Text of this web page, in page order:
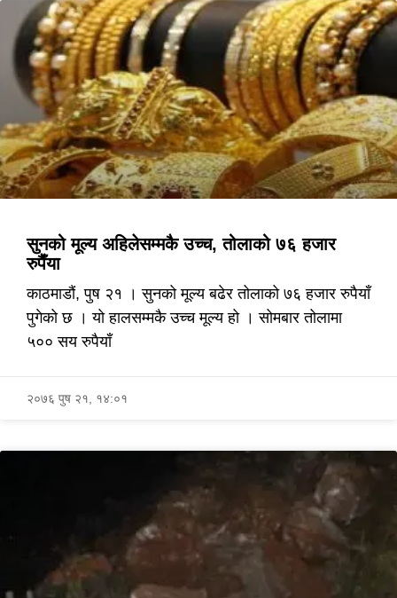
सुनको मूल्य अहिलेसम्मकै उच्च, तोलाको ७६ हजार
रुपैँया
काठमाडौं, पुष २१ । सुनको मूल्य बढेर तोलाको ७६ हजार रुपैयाँ
पुगेको छ । यो हालसम्मकै उच्च मूल्य हो । सोमबार तोलामा
५०० सय रुपैयाँ
२०७६ पुष २१, १४:०१